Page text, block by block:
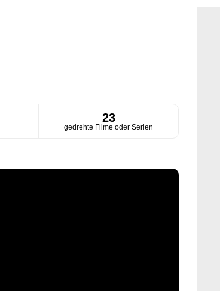
23
gedrehte Filme oder Serien